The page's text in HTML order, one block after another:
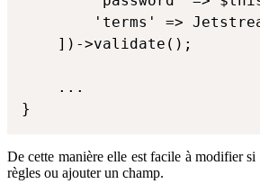
'terms' =>
    ])->validate();
    ...
}
De cette manière elle est facile à modifier si
règles ou ajouter un champ.